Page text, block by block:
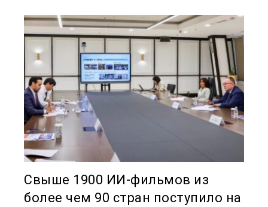
Свыше 1900 ИИ-фильмов из
более чем 90 стран поступило на